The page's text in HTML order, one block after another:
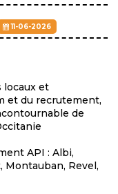
11-06-2026
locaux et
et du recrutement,
de
API : Albi,
Montauban, Revel,